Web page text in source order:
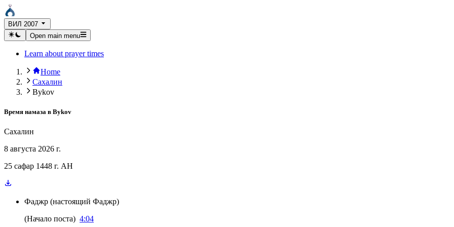
ВИЛ 2007
Open main menu
Learn about prayer times
Home
Сахалин
Bykov
Время намаза в Bykov
Сахалин
8 августа 2026 г.
25 сафар 1448 г. AH
Фаджр (настоящий Фаджр)
(Начало поста) 4:04